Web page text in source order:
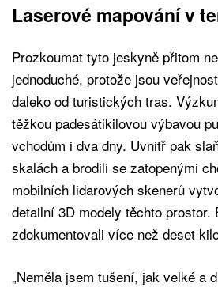
Laserové mapování v
Prozkoumat tyto jeskyně přitom
jednoduché, protože jsou
daleko od turistických tras.
těžkou padesátikilovou výbavou
vchodům i dva dny. Uvnitř pak
skalách a brodili se zatopenými
mobilních lidarových skenerů
detailní 3D modely těchto prostor.
zdokumentovali více než deset
„Neměla jsem tušení, jak velké a